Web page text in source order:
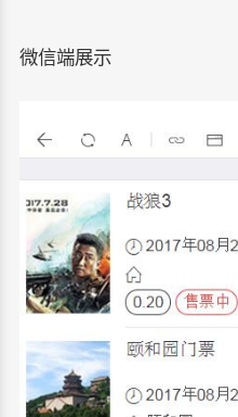
微信端展示